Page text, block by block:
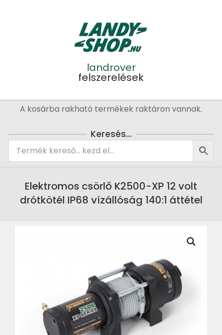
landrover
felszerelések
PrimaryA kosárba rakható termékek raktáron vannak.
Keresés…
Elektromos csörlő K2500-XP 12 volt
drótkötél IP68 vízállóság 140:1 áttétel